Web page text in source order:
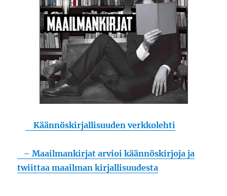
Käännöskirjallisuuden verkkolehti
– Maailmankirjat arvioi käännöskirjoja ja
twiittaa maailman kirjallisuudesta